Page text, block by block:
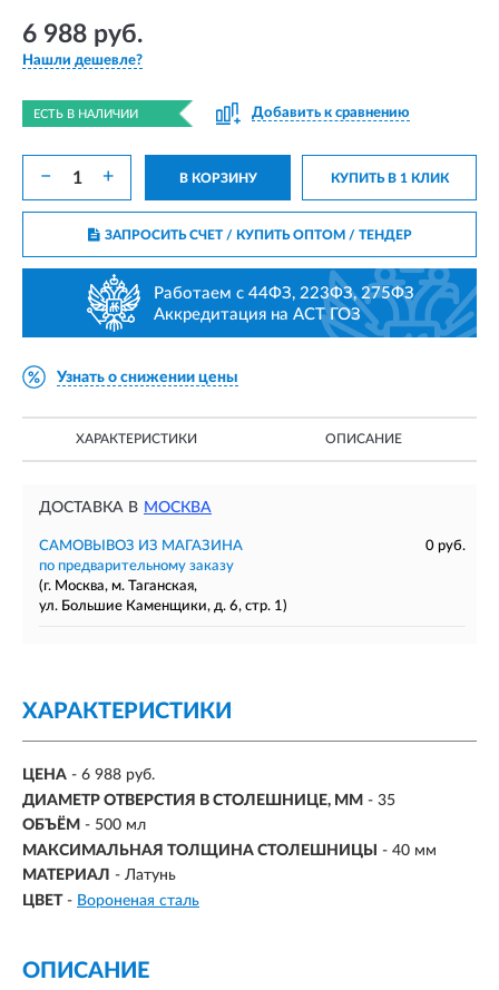
6 988 руб.
Нашли дешевле?
ЕСТЬ В НАЛИЧИИ Добавить к сравнению
− + В КОРЗИНУ КУПИТЬ В 1 КЛИК
ЗАПРОСИТЬ СЧЕТ / КУПИТЬ ОПТОМ/ ТЕНДЕР
Работаем с 44ФЗ, 223ФЗ, 275ФЗ
Аккредитация на АСТ ГОЗ
Узнать о снижении цены
ХАРАКТЕРИСТИКИ ОПИСАНИЕ
ДОСТАВКА В МОСКВА
САМОВЫВОЗ ИЗ МАГАЗИНА
0 руб.
по предварительному заказу
(г. Москва, м. Таганская,
ул. Большие Каменщики, д. 6, стр. 1)
ХАРАКТЕРИСТИКИ
ЦЕНА - 6 988 руб.
ДИАМЕТР ОТВЕРСТИЯ В СТОЛЕШНИЦЕ, ММ - 35
ОБЪЁМ - 500 мл
МАКСИМАЛЬНАЯ ТОЛЩИНА СТОЛЕШНИЦЫ
- 40 мм
МАТЕРИАЛ - Латунь
ЦВЕТ - Вороненая сталь
ОПИСАНИЕ